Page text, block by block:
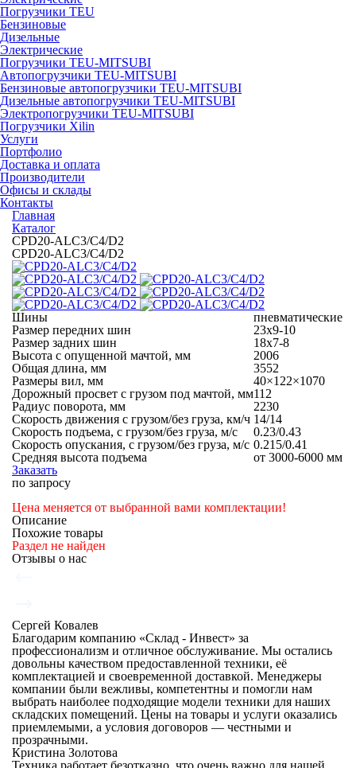
Погрузчики TEU
Бензиновые
Дизельные
Электрические
Погрузчики TEU-MITSUBI
Автопогрузчики TEU-MITSUBI
Бензиновые автопогрузчики TEU-MITSUBI
Дизельные автопогрузчики TEU-MITSUBI
Электропогрузчики TEU-MITSUBI
Погрузчики Xilin
Услуги
Портфолио
Доставка и оплата
Производители
Офисы и склады
Контакты
Главная
Каталог
CPD20-ALC3/C4/D2
CPD20-ALC3/C4/D2
Шины
пневматические
Размер передних шин
23х9-10
Размер задних шин
18х7-8
Высота с опущенной мачтой, мм
2006
Общая длина, мм
3552
Размеры вил, мм
40×122×1070
Дорожный просвет с грузом под мачтой, мм112
Радиус поворота, мм
2230
Скорость движения с грузом/без груза, км/ч 14/14
Скорость подъема, с грузом/без груза, м/с
0.23/0.43
Скорость опускания, с грузом/без груза, м/с 0.215/0.41
Средняя высота подъема
от 3000-6000 мм
Заказать
по запросу
Цена меняется от выбранной вами комплектации!
Описание
Похожие товары
Раздел не найден
Отзывы о нас
Сергей Ковалев
Благодарим компанию «Склад - Инвест» за
профессионализм и отличное обслуживание. Мы остались
довольны качеством предоставленной техники, её
комплектацией и своевременной доставкой. Менеджеры
компании были вежливы, компетентны и помогли нам
выбрать наиболее подходящие модели техники для наших
складских помещений. Цены на товары и услуги оказались
приемлемыми, а условия договоров — честными и
прозрачными.
Кристина Золотова
Техника работает безотказно, что очень важно для нашей